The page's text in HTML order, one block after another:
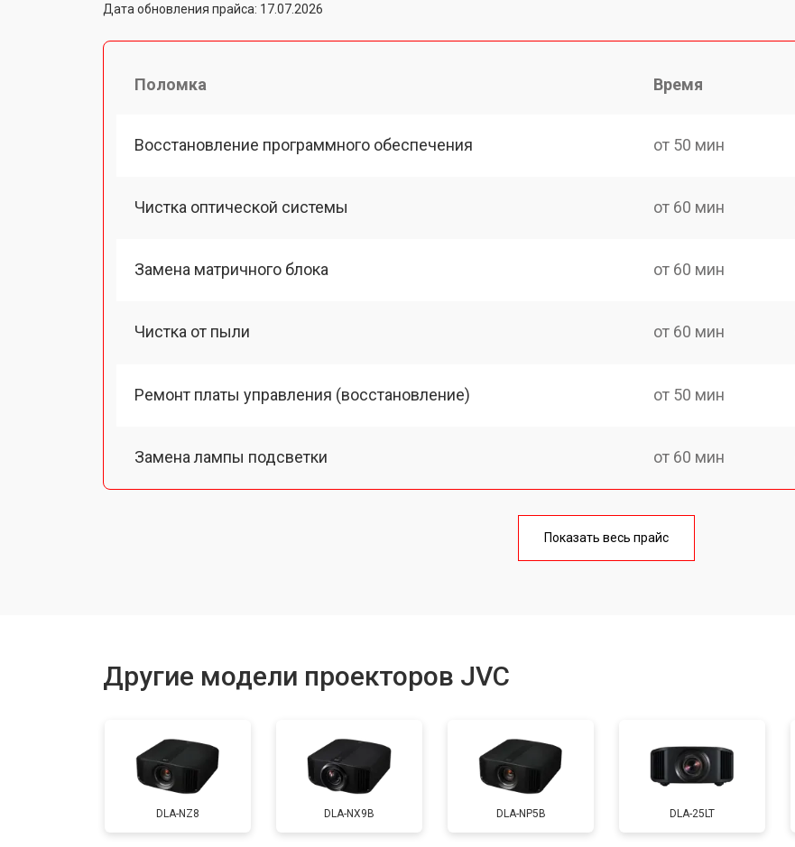
Дата обновления прайса: 17.07.2026
Поломка Время
Восстановление программного обеспечения от 50 мин
Чистка оптической системы от 60 мин
Замена матричного блока от 60 мин
Чистка от пыли от 60 мин
Ремонт платы управления (восстановление) от 50 мин
Замена лампы подсветки от 60 мин
от 50 мин
Замена блока розжига от 50 мин
Показать весь прайс
Другие модели проекторов JVC
DLA-NZ8 DLA-NX9B DLA-NP5B DLA-25LT